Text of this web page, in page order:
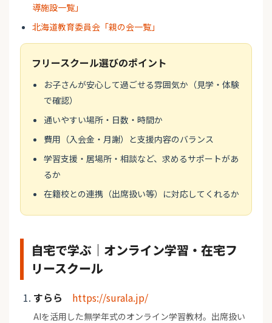
導施設一覧」
北海道教育委員会「親の会一覧」
フリースクール選びのポイント
お子さんが安心して過ごせる雰囲気か（見学・体験
で確認）
通いやすい場所・日数・時間か
費用（入会金・月謝）と支援内容のバランス
学習支援・居場所・相談など、求めるサポートがあ
るか
在籍校との連携（出席扱い等）に対応してくれるか
自宅で学ぶ｜オンライン学習・在宅フ
リースクール
すらら https://surala.jp/
AIを活用した無学年式のオンライン学習教材。出席扱い